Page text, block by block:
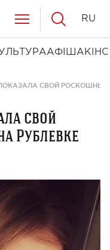
АФІША КІНО
RU
СВОЙ РОСКОШНЫЙ
свой
Рублевке